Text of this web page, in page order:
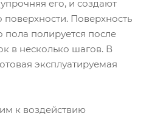
его, и создают
Поверхность
полируется после
в несколько шагов. В
эксплуатируемая
к воздействию